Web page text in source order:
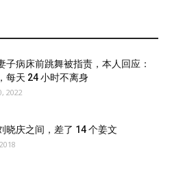
子病床前跳舞被指责，本人回应：
每天 24 小时不离身
2022
晓庆之间，差了 14 个姜文